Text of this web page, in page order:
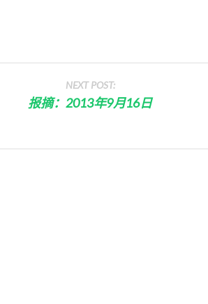
NEXT POST:
报摘：2013年9月16日